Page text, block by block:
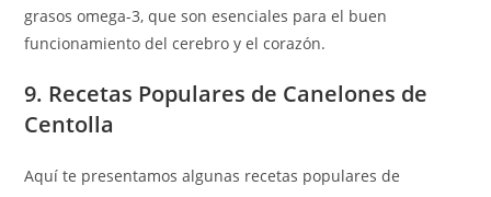
grasos omega-3, que son esenciales para el buen
funcionamiento del cerebro y el corazón.
9. Recetas Populares de Canelones de
Centolla
Aquí te presentamos algunas recetas populares de